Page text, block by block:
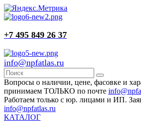
+7 495 849 26 37
info@npfatlas.ru
Вопросы о наличии, цене, фасовке и
принимаем ТОЛЬКО по почте
Работаем только с юр. лицами и ИП.
info@npfatlas.ru
КАТАЛОГ